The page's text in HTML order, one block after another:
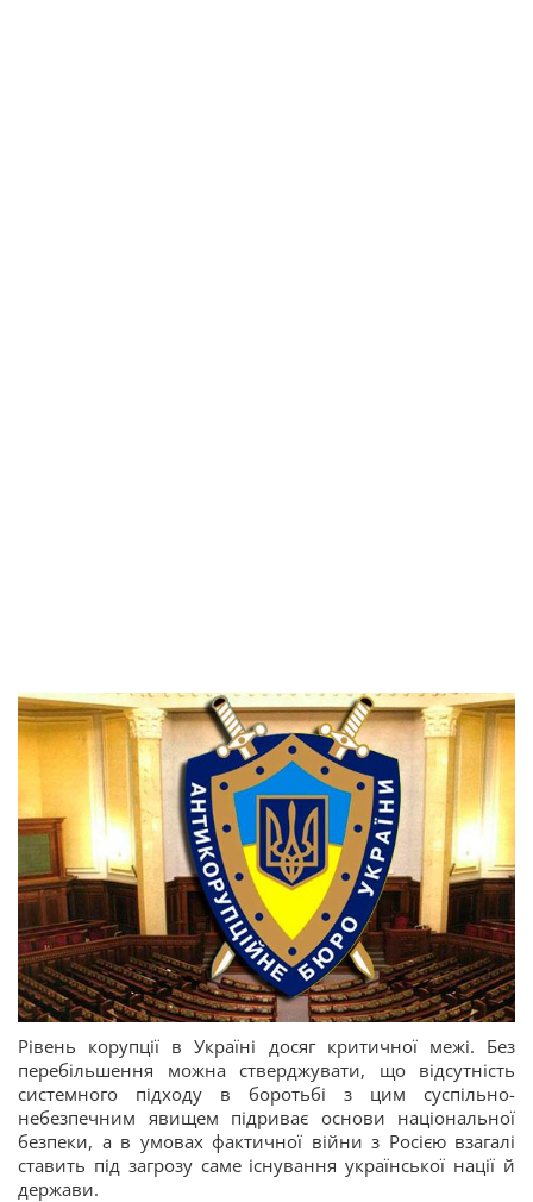
Рівень корупції в Україні досяг критичної межі. Без
перебільшення можна стверджувати, що відсутність
системного підходу в боротьбі з цим суспільно-
небезпечним явищем підриває основи національної
безпеки, а в умовах фактичної війни з Росією взагалі
ставить під загрозу саме існування української нації й
держави.